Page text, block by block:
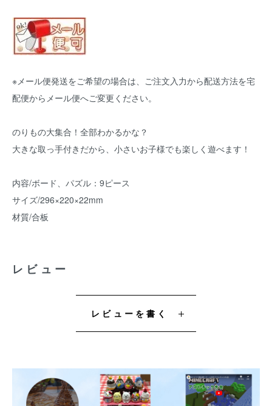
※メール便発送をご希望の場合は、ご注文入力から配送方法を宅
配便からメール便へご変更ください。
のりもの大集合！全部わかるかな？
大きな取っ手付きだから、小さいお子様でも楽しく遊べます！
内容/ボード、パズル：9ピース
サイズ/296×220×22mm
材質/合板
レビュー
レビューを書く